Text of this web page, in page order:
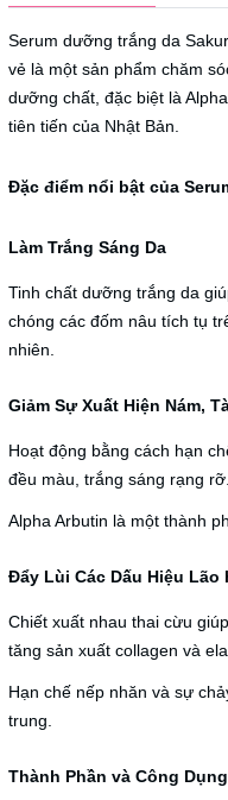
Serum dưỡng trắng da
vẻ là một sản phẩm chăm
dưỡng chất, đặc biệt là
tiên tiến của Nhật Bản.
Đặc điểm nổi bật của
Làm Trắng Sáng Da
Tinh chất dưỡng trắng da
chóng các đốm nâu tích tụ
nhiên.
Giảm Sự Xuất Hiện Nám,
Hoạt động bằng cách hạn
đều màu, trắng sáng rạng rỡ.
Alpha Arbutin là một thành
Đẩy Lùi Các Dấu Hiệu Lão
Chiết xuất nhau thai cừu
tăng sản xuất collagen và
Hạn chế nếp nhăn và sự
trung.
Thành Phần và Công Dụng